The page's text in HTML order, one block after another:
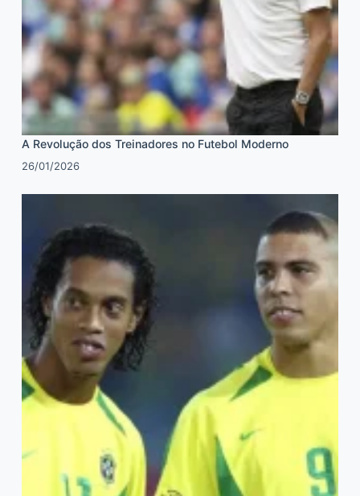
A Revolução dos Treinadores no Futebol Moderno
26/01/2026